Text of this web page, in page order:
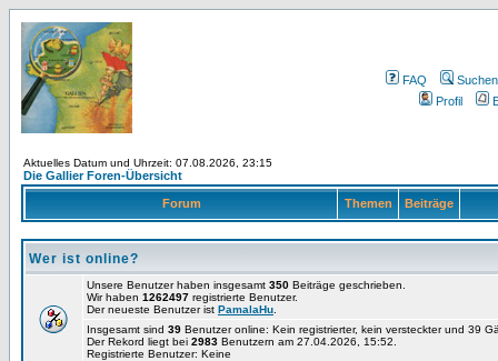
FAQ
Suchen
Profil
Aktuelles Datum und Uhrzeit: 07.08.2026, 23:15
Die Gallier Foren-Übersicht
Forum Themen Beiträge
Wer ist online?
Unsere Benutzer haben insgesamt 350 Beiträge geschrieben.
Wir haben 1262497 registrierte Benutzer.
Der neueste Benutzer ist PamalaHu
Insgesamt sind 39 Benutzer online: Kein registrierter, kein versteckter und 39
Der Rekord liegt bei 2983 Benutzern am 27.04.2026, 15:52.
Registrierte Benutzer: Keine